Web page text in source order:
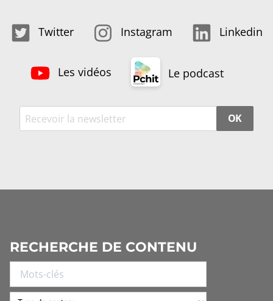
Twitter Instagram Linkedin
Les vidéos Le podcast
OK
RECHERCHE DE CONTENU